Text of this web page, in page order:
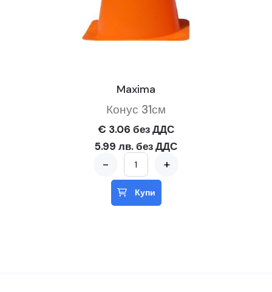
Maxima
Конус 31см
€ 3.06 без ДДС
5.99 лв. без ДДС
- +
Купи